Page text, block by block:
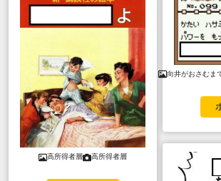
高所得者層 高所得者層
向井がおさむま